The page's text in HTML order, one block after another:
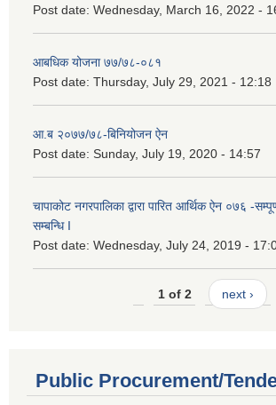
Post date: Wednesday, March 16, 2022 -
आबधिक योजना ७७/७८-०८१
Post date: Thursday, July 29, 2021 - 12:18
आ.ब २०७७/७८-बिनियोजन ऐन
Post date: Sunday, July 19, 2020 - 14:57
चापाकोट नगरपालिका द्वारा पारित आर्थिक ऐन ०७६ -
सम्बन्धि I
Post date: Wednesday, July 24, 2019 -
1 of 2 next ›
Public Procurement/